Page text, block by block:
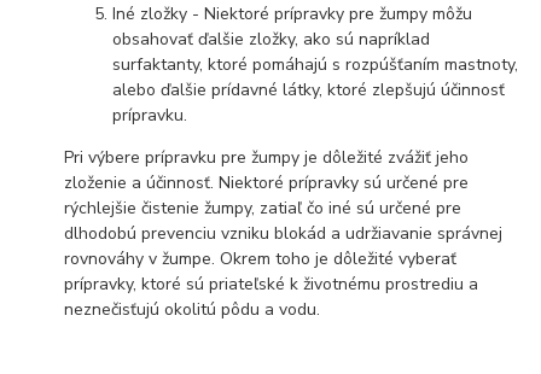
Iné zložky - Niektoré prípravky pre žumpy môžu
obsahovať ďalšie zložky, ako sú napríklad
surfaktanty, ktoré pomáhajú s rozpúšťaním mastnoty,
alebo ďalšie prídavné látky, ktoré zlepšujú účinnosť
prípravku.
Pri výbere prípravku pre žumpy je dôležité zvážiť jeho
zloženie a účinnosť. Niektoré prípravky sú určené pre
rýchlejšie čistenie žumpy, zatiaľ čo iné sú určené pre
dlhodobú prevenciu vzniku blokád a udržiavanie správnej
rovnováhy v žumpe. Okrem toho je dôležité vyberať
prípravky, ktoré sú priateľské k životnému prostrediu a
neznečisťujú okolitú pôdu a vodu.